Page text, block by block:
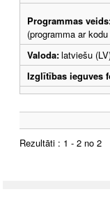
Programmas
(programma ar
Valoda:latviešu
Izglītības ieguves
Rezultāti : 1 - 2 no 2